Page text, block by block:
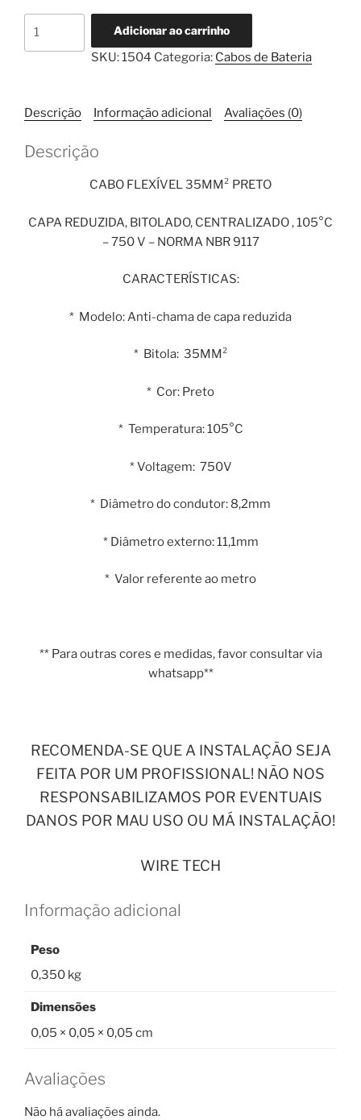
Preto
Metro
Adicionar ao carrinho
SKU:1504 Categoria: Cabos de Bateria
Descrição Informação adicional Avaliações (0)
Descrição
CABO FLEXÍVEL 35MM² PRETO
CAPA REDUZIDA, BITOLADO, CENTRALIZADO , 105°C
– 750 V – NORMA NBR 9117
CARACTERÍSTICAS:
* Modelo: Anti-chama de capa reduzida
* Bitola: 35MM²
* Cor: Preto
* Temperatura: 105°C
* Voltagem: 750V
* Diâmetro do condutor: 8,2mm
* Diâmetro externo: 11,1mm
* Valor referente ao metro
** Para outras cores e medidas, favor consultar via
whatsapp**
RECOMENDA-SE QUE A INSTALAÇÃO SEJA
FEITA POR UM PROFISSIONAL! NÃO NOS
RESPONSABILIZAMOS POR EVENTUAIS
DANOS POR MAU USO OU MÁ INSTALAÇÃO!
WIRE TECH
Informação adicional
Peso
0,350 kg
Dimensões
0,05 × 0,05 × 0,05 cm
Avaliações
Não há avaliações ainda.